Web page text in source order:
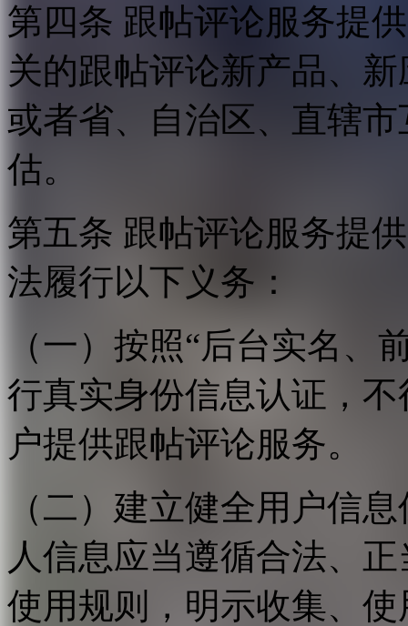
第四条 跟帖评论服务提
关的跟帖评论新产品、
或者省、自治区、直辖
估。
第五条 跟帖评论服务提
法履行以下义务：
（一）按照“后台实名、
行真实身份信息认证，
户提供跟帖评论服务。
（二）建立健全用户信
人信息应当遵循合法、
使用规则，明示收集、